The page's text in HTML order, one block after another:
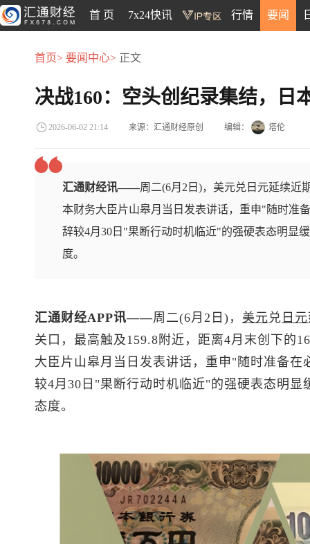
首 页 7x24快讯 行情 要闻
首页> 要闻中心> 正文
决战160：空头创纪录集结，日
2026-06-02 21:14 来源：汇通财经原创 编辑： 塔伦
汇通财经讯——周二(6月2日)，美元兑日元延续近
本财务大臣片山皋月当日发表讲话，重申"随时准
辞较4月30日"果断行动时机临近"的强硬表态明显
度。
汇通财经APP讯——周二(6月2日)， 美元兑 日元
关口，最高触及159.8附近，距离4月末创下的
大臣片山皋月当日发表讲话，重申"随时准备
较4月30日"果断行动时机临近"的强硬表态明
态度。